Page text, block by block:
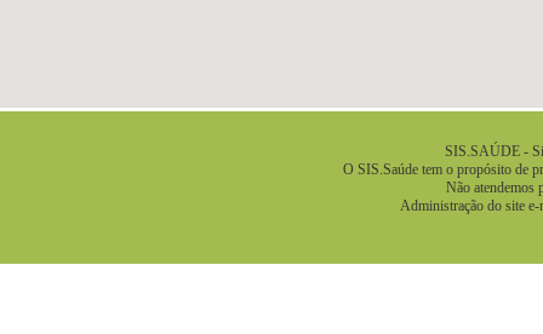
SIS.SAÚDE -
O SIS.Saúde tem o propósito de
Não atendemos
Administração do site